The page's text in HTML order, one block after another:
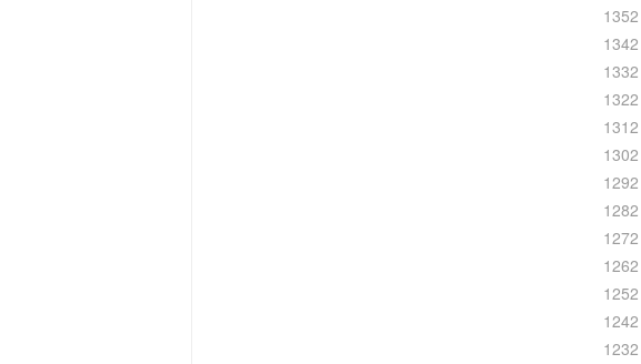
1352
1342
1332
1322
1312
1302
1292
1282
1272
1262
1252
1242
1232